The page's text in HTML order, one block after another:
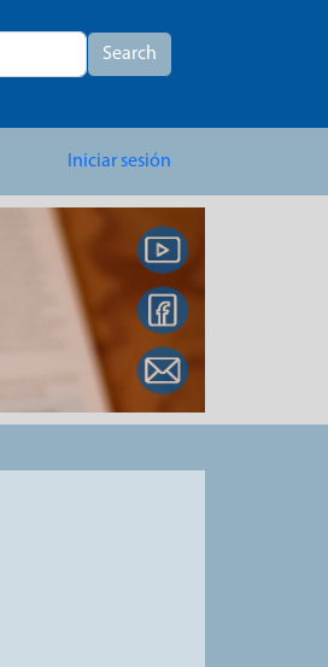
Search
User account
Iniciar sesión